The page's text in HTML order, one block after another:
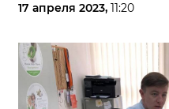
17 апреля 2023, 11:20